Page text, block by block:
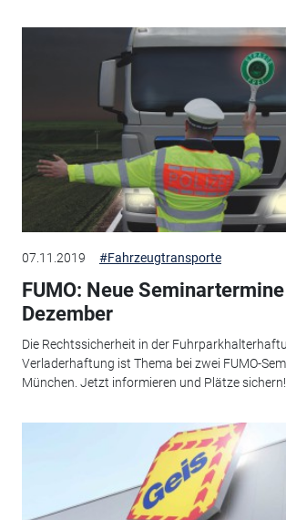
07.11.2019 #Fahrzeugtransporte
FUMO: Neue
Dezember
Die Rechtssicherheit in der
Verladerhaftung ist Thema bei zwei FUMO-
München. Jetzt informieren und Plätze sichern!